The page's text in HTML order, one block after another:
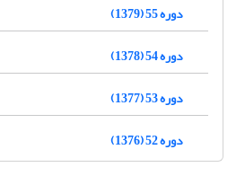
دوره 55 (1379)
دوره 54 (1378)
دوره 53 (1377)
دوره 52 (1376)